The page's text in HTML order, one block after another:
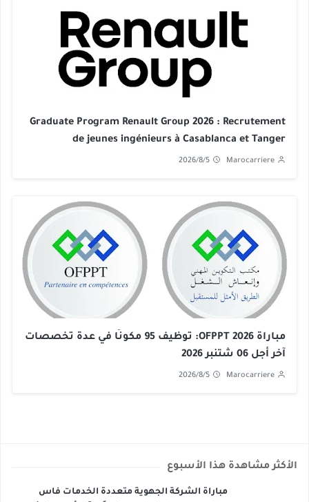
Graduate Program Renault Group 2026 : Recrutement
de jeunes ingénieurs à Casablanca et Tanger
Marocarriere
2026/8/5
مباراة OFPPT 2026: توظيف 95 مكونًا في عدة تخصصات
آخر أجل 06 شتنبر 2026
Marocarriere
2026/8/5
الأكثر مشاهدة هذا الأسبوع
مباراة الشركة الجهوية متعددة الخدمات فاس